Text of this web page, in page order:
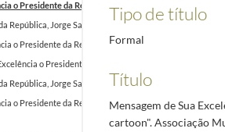
o Presidente da República para o catálogo de
República, Jorge Sampaio, por ocasião das
o Presidente da República ao XXV Encontro Nacional
o Presidente eleito da República da Federação
República, Jorge Sampaio, por ocasião da 14.ª Reunião
o Presidente da República para a 1.ª Conferência
Tipo de título
Formal
Título
Mensagem de Sua
cartoon". Associação